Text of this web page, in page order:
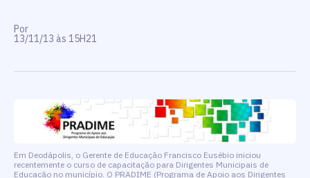
Por
13/11/13 às 15H21
Em Deodápolis, o Gerente de Educação Francisco Eusébio iniciou
recentemente o curso de capacitação para Dirigentes Municipais de
Educação no município. O PRADIME (Programa de Apoio aos Dirigentes